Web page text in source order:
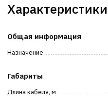
Характеристики
Общая информация
Назначение
Габариты
Длина кабеля, м